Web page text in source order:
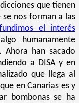
que tienen
se nos forman a las
el interés
humanamente
han sacado
a DISA y en
que llega al
en Canarias es y
bombonas se ha